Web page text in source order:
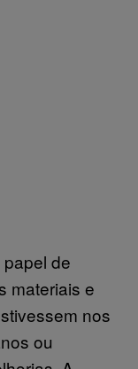
de
materiais e
nos
ou